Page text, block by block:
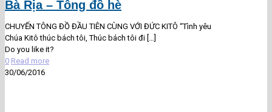
Bà Rịa – Tông đồ hè
CHUYẾN TÔNG ĐỒ ĐẦU TIÊN CÙNG VỚI ĐỨC KITÔ “Tình yêu
Chúa Kitô thúc bách tôi, Thúc bách tôi đi […]
Do you like it?
0 Read more
30/06/2016